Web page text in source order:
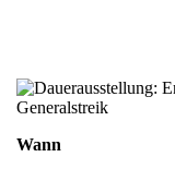
Wann